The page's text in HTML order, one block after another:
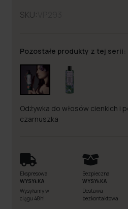
SKU:
Pozostałe produkty z tej serii:
Odżywka do włosów cienkich i
czarnuszka
Ekspresowa
WYSYŁKA
Wysyłamy w
ciągu 48h!
Bezpieczna
WYSYŁKA
Dostawa
bezkontaktowa